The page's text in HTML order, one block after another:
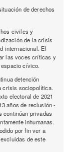
de derechos
civiles y
de la crisis
internacional. El
las voces críticas y
cívico.
detención
crisis sociopolítica.
electoral de 2021
años de reclusión -
continúan privadas
inhumanas.
por fin ver a
de este